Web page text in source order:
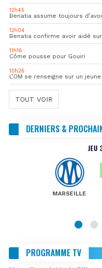
12h45
Benatia assume toujours
12h04
Benatia confirme avoir aidé
11h16
Côme pousse pour Gouiri
10h26
L’OM se renseigne sur un
TOUT VOIR
DERNIERS &
JEU
MARSEILLE
PROGRAMME TV